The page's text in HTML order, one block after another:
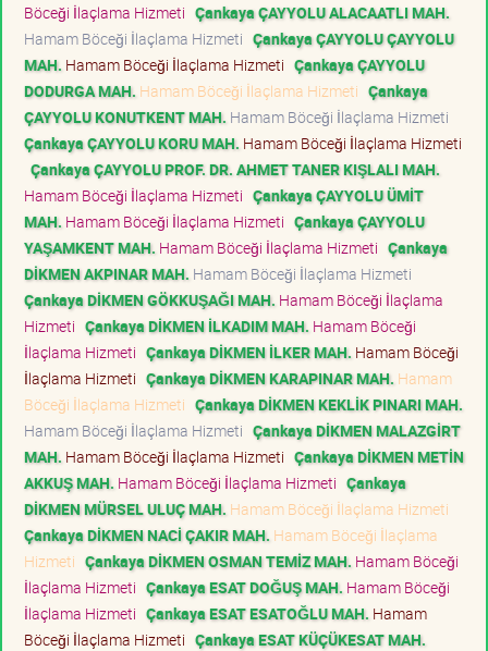
Böceği İlaçlama Hizmeti Çankaya ÇAYYOLU ALACAATLI MAH.
Hamam Böceği İlaçlama Hizmeti Çankaya ÇAYYOLU ÇAYYOLU
MAH. Hamam Böceği İlaçlama Hizmeti Çankaya ÇAYYOLU
DODURGA MAH. Hamam Böceği İlaçlama Hizmeti Çankaya
ÇAYYOLU KONUTKENT MAH. Hamam Böceği İlaçlama Hizmeti
Çankaya ÇAYYOLU KORU MAH. Hamam Böceği İlaçlama Hizmeti
Çankaya ÇAYYOLU PROF. DR. AHMET TANER KIŞLALI MAH.
Hamam Böceği İlaçlama Hizmeti Çankaya ÇAYYOLU ÜMİT
MAH. Hamam Böceği İlaçlama Hizmeti Çankaya ÇAYYOLU
YAŞAMKENT MAH. Hamam Böceği İlaçlama Hizmeti Çankaya
DİKMEN AKPINAR MAH. Hamam Böceği İlaçlama Hizmeti
Çankaya DİKMEN GÖKKUŞAĞI MAH. Hamam Böceği İlaçlama
Hizmeti Çankaya DİKMEN İLKADIM MAH. Hamam Böceği
İlaçlama Hizmeti Çankaya DİKMEN İLKER MAH. Hamam Böceği
İlaçlama Hizmeti Çankaya DİKMEN KARAPINAR MAH. Hamam
Böceği İlaçlama Hizmeti Çankaya DİKMEN KEKLİK PINARI MAH.
Hamam Böceği İlaçlama Hizmeti Çankaya DİKMEN MALAZGİRT
MAH. Hamam Böceği İlaçlama Hizmeti Çankaya DİKMEN METİN
AKKUŞ MAH. Hamam Böceği İlaçlama Hizmeti Çankaya
DİKMEN MÜRSEL ULUÇ MAH. Hamam Böceği İlaçlama Hizmeti
Çankaya DİKMEN NACİ ÇAKIR MAH. Hamam Böceği İlaçlama
Hizmeti Çankaya DİKMEN OSMAN TEMİZ MAH. Hamam Böceği
İlaçlama Hizmeti Çankaya ESAT DOĞUŞ MAH. Hamam Böceği
İlaçlama Hizmeti Çankaya ESAT ESATOĞLU MAH. Hamam
Böceği İlaçlama Hizmeti Çankaya ESAT KÜÇÜKESAT MAH.